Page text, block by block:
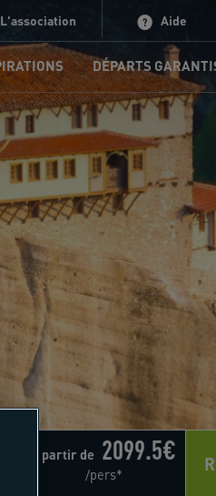
L'association Aide
DÉPARTS
à partir de 2099.5€
/pers*